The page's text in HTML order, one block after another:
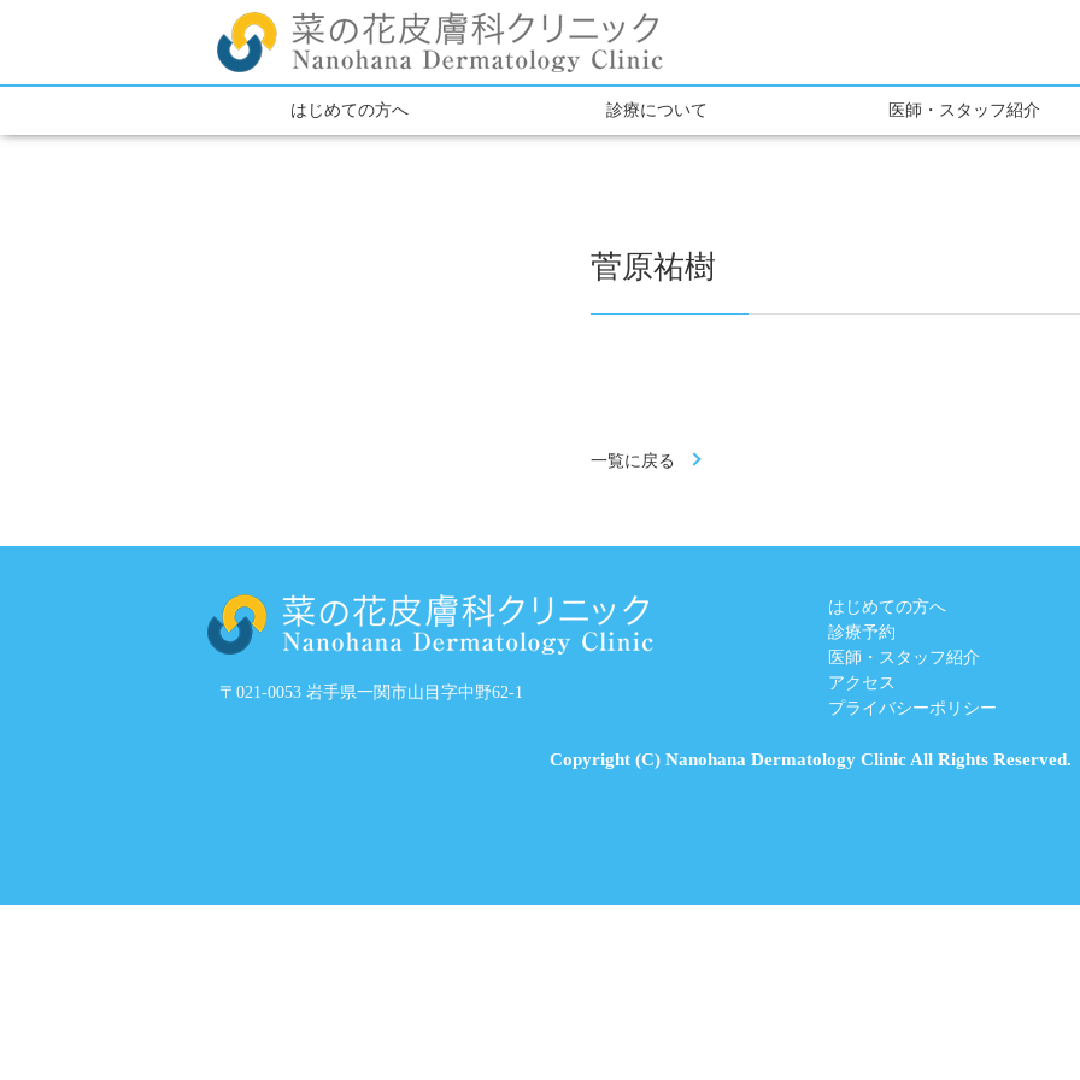
はじめての方へ 診療について 医師・スタッフ紹介
菅原祐樹
一覧に戻る
〒021-0053 岩手県一関市山目字中野62-1
はじめての方へ
診療予約
医師・スタッフ紹介
アクセス
プライバシーポリシー
Copyright (C) Nanohana Dermatology Clinic All Rights Reserved.